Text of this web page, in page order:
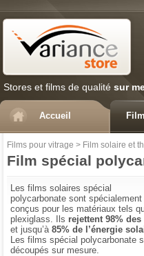
Stores et films de qualité sur
Accueil
Films pour vitrage > Film solaire et
Film spécial
Les films solaires spécial
polycarbonate sont spécialement
conçus pour les matériaux tels
plexiglass. Ils rejettent 98% des
et jusqu’à 85% de l’énergie
Les films spécial polycarbonate
découpés sur mesure.